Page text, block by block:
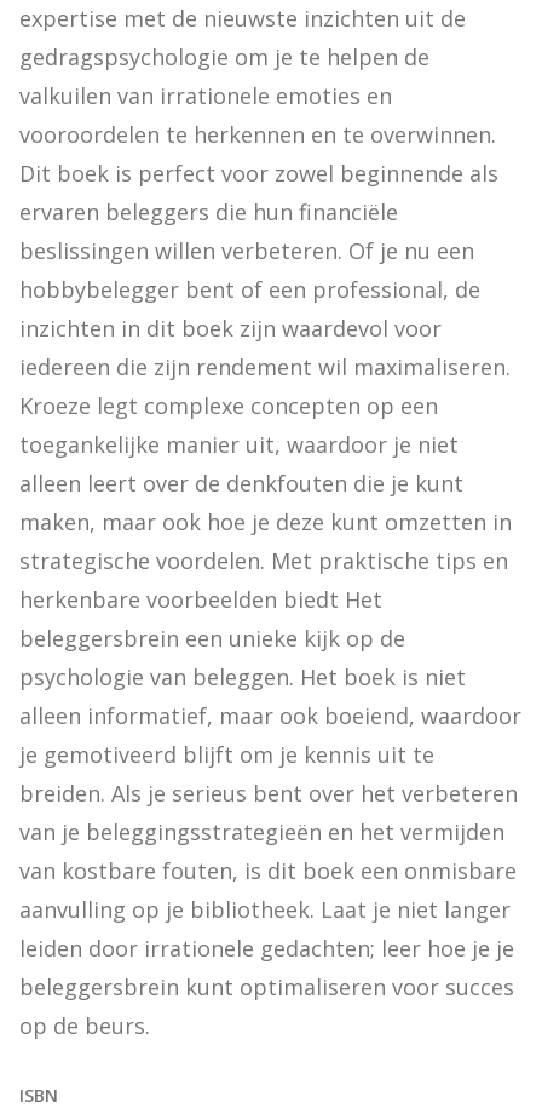
expertise met de nieuwste inzichten uit de
gedragspsychologie om je te helpen de
valkuilen van irrationele emoties en
vooroordelen te herkennen en te overwinnen.
Dit boek is perfect voor zowel beginnende als
ervaren beleggers die hun financiële
beslissingen willen verbeteren. Of je nu een
hobbybelegger bent of een professional, de
inzichten in dit boek zijn waardevol voor
iedereen die zijn rendement wil maximaliseren.
Kroeze legt complexe concepten op een
toegankelijke manier uit, waardoor je niet
alleen leert over de denkfouten die je kunt
maken, maar ook hoe je deze kunt omzetten in
strategische voordelen. Met praktische tips en
herkenbare voorbeelden biedt Het
beleggersbrein een unieke kijk op de
psychologie van beleggen. Het boek is niet
alleen informatief, maar ook boeiend, waardoor
je gemotiveerd blijft om je kennis uit te
breiden. Als je serieus bent over het verbeteren
van je beleggingsstrategieën en het vermijden
van kostbare fouten, is dit boek een onmisbare
aanvulling op je bibliotheek. Laat je niet langer
leiden door irrationele gedachten; leer hoe je je
beleggersbrein kunt optimaliseren voor succes
op de beurs.
ISBN